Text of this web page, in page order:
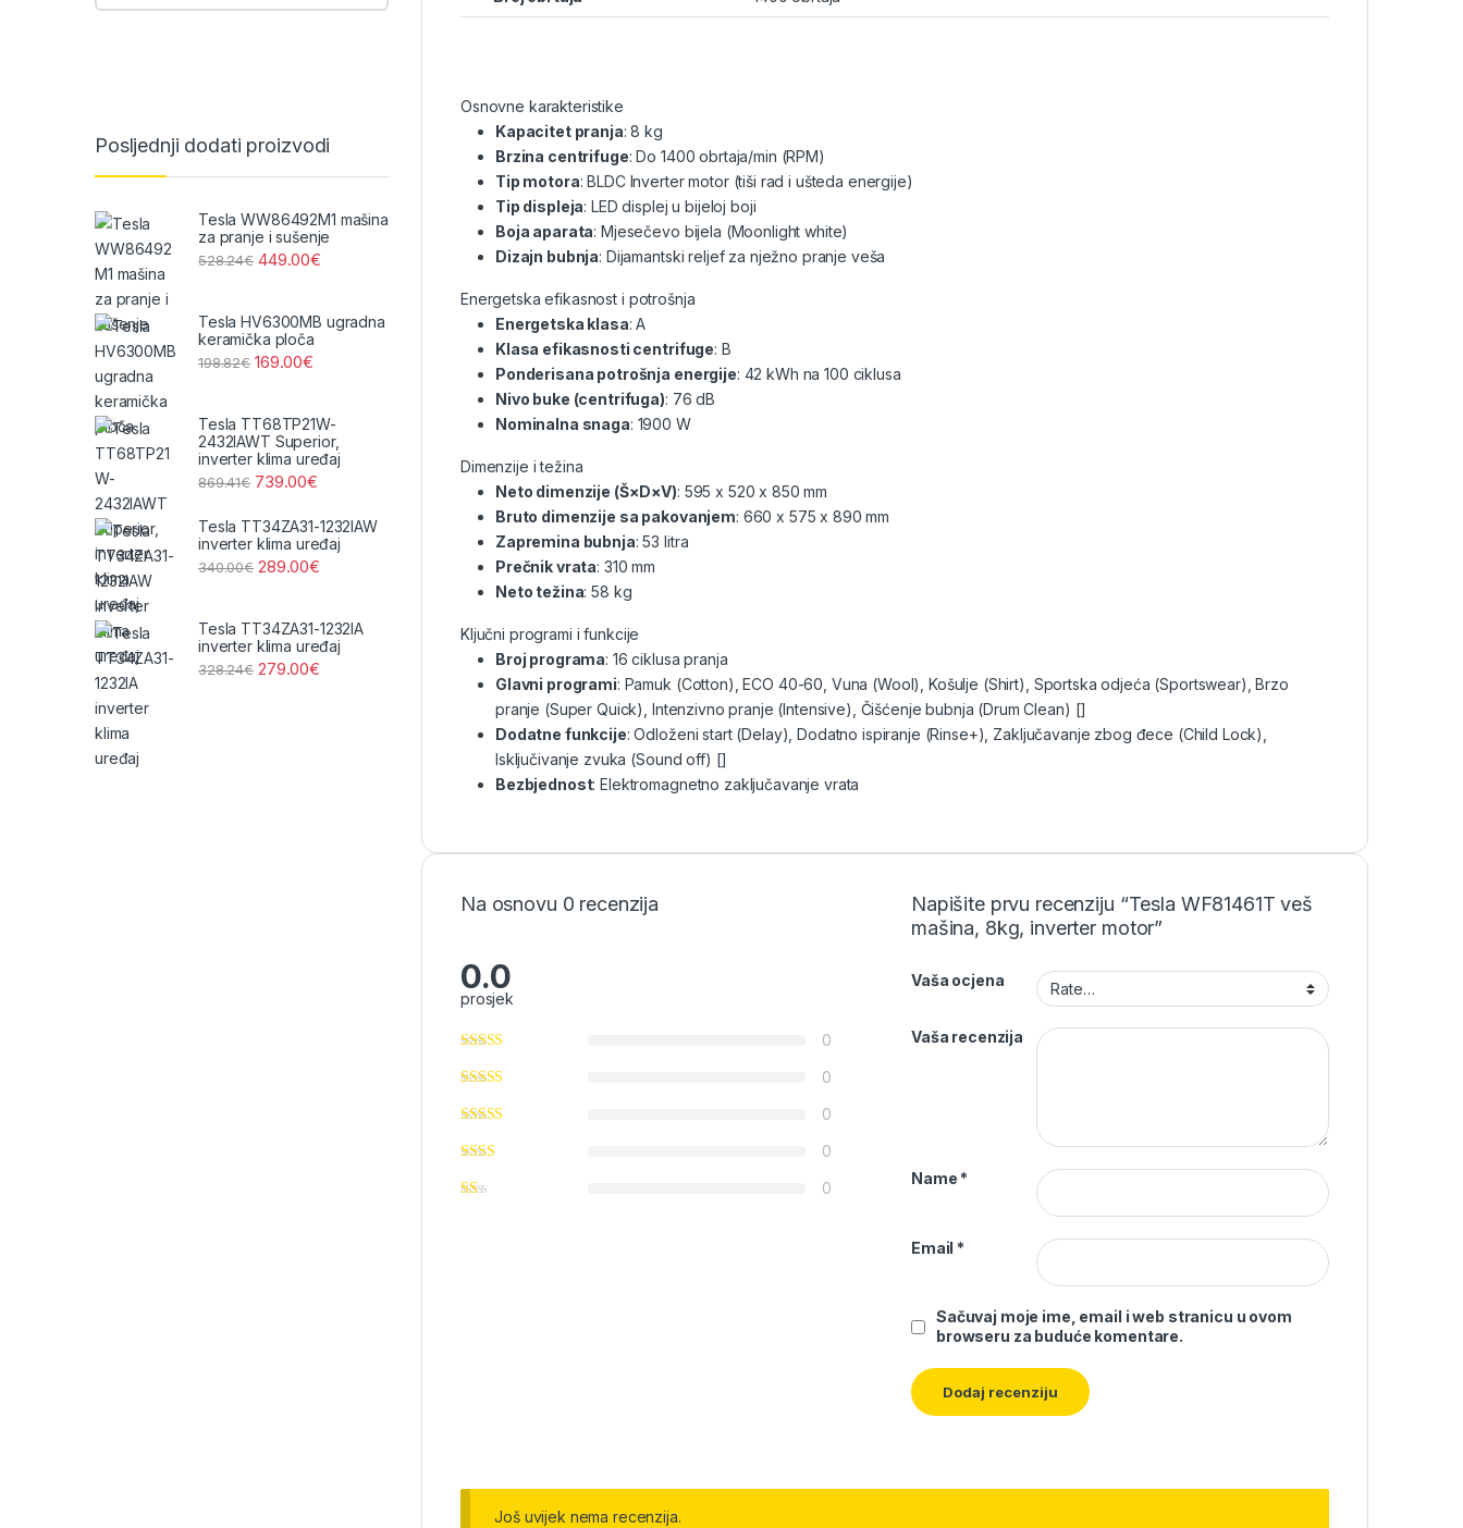
Osnovne karakteristike
Kapacitet pranja: 8 kg
Brzina centrifuge: Do 1400 obrtaja/min (RPM)
Tip motora: BLDC Inverter motor (tiši rad i ušteda energije)
Tip displeja: LED displej u bijeloj boji
Boja aparata: Mjesečevo bijela (Moonlight white)
Dizajn bubnja: Dijamantski reljef za nježno pranje veša
Energetska efikasnost i potrošnja
Energetska klasa: A
Klasa efikasnosti centrifuge: B
Ponderisana potrošnja energije: 42 kWh na 100 ciklusa
Nivo buke (centrifuga): 76 dB
Nominalna snaga: 1900 W
Dimenzije i težina
Neto dimenzije (Š×D×V): 595 x 520 x 850 mm
Bruto dimenzije sa pakovanjem: 660 x 575 x 890 mm
Zapremina bubnja: 53 litra
Prečnik vrata: 310 mm
Neto težina: 58 kg
Ključni programi i funkcije
Broj programa: 16 ciklusa pranja
Glavni programi: Pamuk (Cotton), ECO 40-60, Vuna (Wool), Košulje (Shirt), Sportska odjeća (Sportswear), Brzo
pranje (Super Quick), Intenzivno pranje (Intensive), Čišćenje bubnja (Drum Clean) []
Dodatne funkcije: Odloženi start (Delay), Dodatno ispiranje (Rinse+), Zaključavanje zbog đece (Child Lock),
Isključivanje zvuka (Sound off) []
Bezbjednost: Elektromagnetno zaključavanje vrata
Na osnovu 0 recenzija
0.0
prosjek
0
0
0
0
0
Napišite prvu recenziju “Tesla WF81461T veš
mašina, 8kg, inverter motor”
Vaša ocjena
Vaša recenzija
Name *
Email *
Sačuvaj moje ime, email i web stranicu u ovom
browseru za buduće komentare.
Još uvijek nema recenzija.
Posljednji dodati proizvodi
Tesla WW86492M1 mašina
za pranje i sušenje
528.24€ 449.00€
Tesla HV6300MB ugradna
keramička ploča
198.82€ 169.00€
Tesla TT68TP21W-
2432IAWT Superior,
inverter klima uređaj
869.41€ 739.00€
Tesla TT34ZA31-1232IAW
inverter klima uređaj
340.00€ 289.00€
Tesla TT34ZA31-1232IA
inverter klima uređaj
328.24€ 279.00€